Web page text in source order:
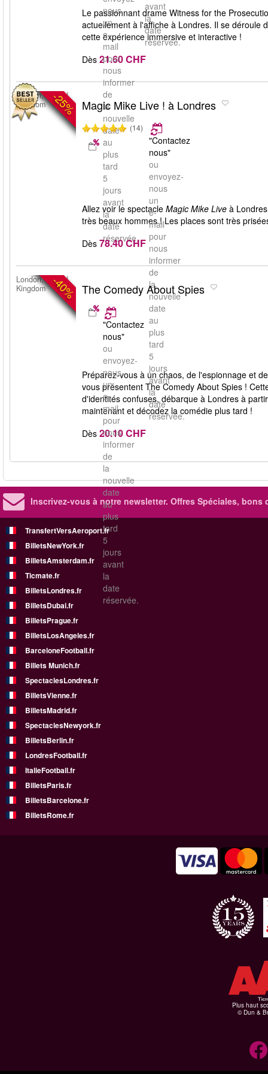
avant
la
date
réservée.
nous
un
e-
mail
pour
nous
informer
de
la
nouvelle
date
au
plus
tard
5
jours
avant
la
date
réservée.
Le passionnant drame Witness for the
actuellement à l'affiche à Londres. Il se déroule
cette expérience immersive et interactive !
Dès 21.60 CHF
-25%
London, United
Kingdom
Magic Mike Live ! à Londres
(14)
"Contactez
nous"
ou
envoyez-
nous
un
e-
mail
pour
nous
informer
de
la
nouvelle
date
au
plus
tard
5
jours
avant
la
date
réservée.
Allez voir le spectacle Magic Mike Live à
très beaux hommes ! Les places sont très
Dès 78.40 CHF
-40%
London, United
Kingdom
The Comedy About Spies
"Contactez
nous"
ou
envoyez-
nous
un
e-
mail
pour
nous
informer
de
la
nouvelle
date
au
plus
tard
5
jours
avant
la
date
réservée.
Préparez-vous à un chaos, de l'espionnage et
vous présentent The Comedy About Spies !
d'identités confuses, débarque à Londres à
maintenant et décodez la comédie plus tard !
Dès 20.10 CHF
Inscrivez-vous à notre newsletter. Offres Spéciales, bons
TransfertVersAeroport.fr
BilletsNewYork.fr
BilletsAmsterdam.fr
Ticmate.fr
BilletsLondres.fr
BilletsDubai.fr
BilletsPrague.fr
BilletsLosAngeles.fr
BarceloneFootball.fr
Billets Munich.fr
SpectaclesLondres.fr
BilletsVienne.fr
BilletsMadrid.fr
SpectaclesNewyork.fr
BilletsBerlin.fr
LondresFootball.fr
ItalieFootball.fr
BilletsParis.fr
BilletsBarcelone.fr
BilletsRome.fr
Plus haut
© Dun &